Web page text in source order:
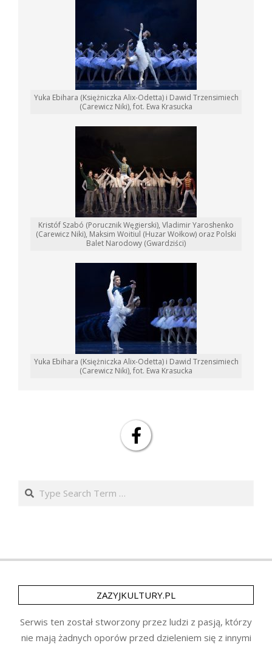
Yuka Ebihara (Księżniczka Alix-Odetta) i Dawid Trzensimiech
(Carewicz Niki), fot. Ewa Krasucka
Kristóf Szabó (Porucznik Węgierski), Vladimir Yaroshenko
(Carewicz Niki), Maksim Woitiul (Huzar Wołkow) oraz Polski
Balet Narodowy (Gwardziści)
Yuka Ebihara (Księżniczka Alix-Odetta) i Dawid Trzensimiech
(Carewicz Niki), fot. Ewa Krasucka
Search
ZAZYJKULTURY.PL
Serwis ten został stworzony przez ludzi z pasją, którzy
nie mają żadnych oporów przed dzieleniem się z innymi